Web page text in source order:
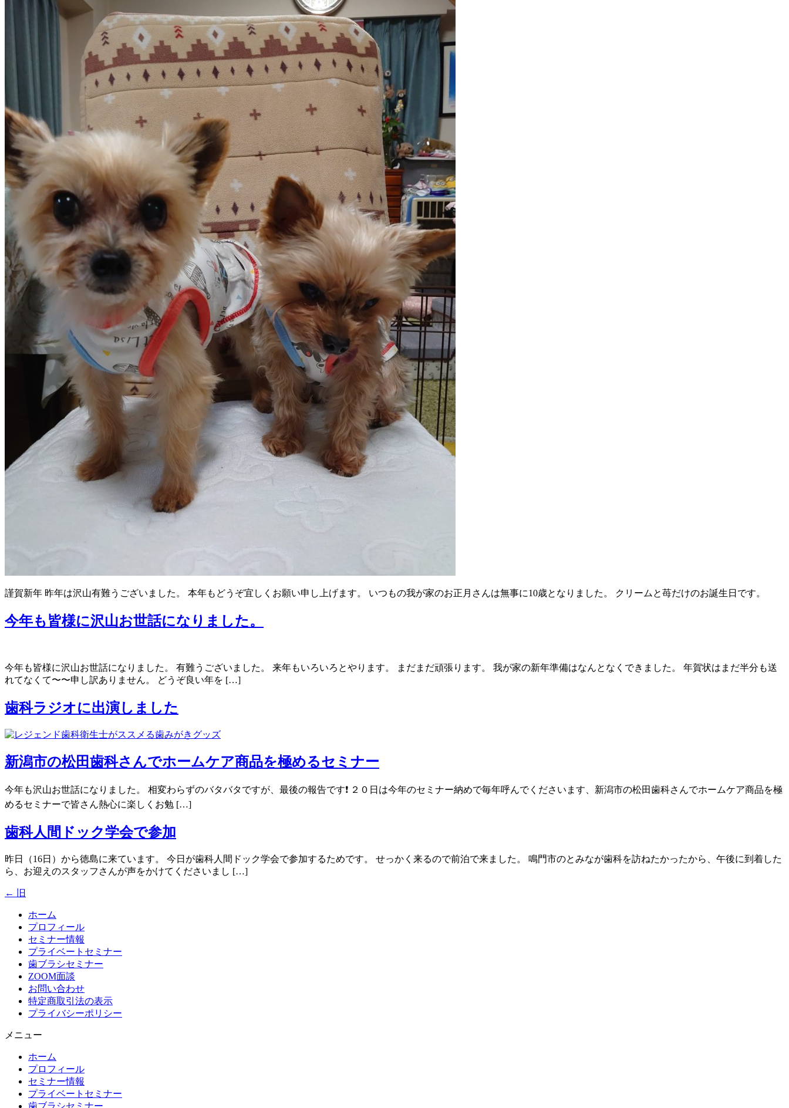
謹賀新年 昨年は沢山有難うございました。 本年もどうぞ宜しくお願い申し上げます。 いつもの我が家のお正月さんは無事に10歳となりました。 クリームと苺だけのお誕生日です。
今年も皆様に沢山お世話になりました。
今年も皆様に沢山お世話になりました。 有難うございました。 来年もいろいろとやります。 まだまだ頑張ります。 我が家の新年準備はなんとなくできました。 年賀状はまだ半分も送
れてなくて〜〜申し訳ありません。 どうぞ良い年を […]
歯科ラジオに出演しました
新潟市の松田歯科さんでホームケア商品を極めるセミナー
今年も沢山お世話になりました。 相変わらずのバタバタですが、最後の報告です❗ ２０日は今年のセミナー納めで毎年呼んでくださいます、新潟市の松田歯科さんでホームケア商品を極
めるセミナーで皆さん熱心に楽しくお勉 […]
歯科人間ドック学会で参加
昨日（16日）から徳島に来ています。 今日が歯科人間ドック学会で参加するためです。 せっかく来るので前泊で来ました。 鳴門市のとみなが歯科を訪ねたかったから、午後に到着した
ら、お迎えのスタッフさんが声をかけてくださいまし […]
← 旧
ホーム
プロフィール
セミナー情報
プライベートセミナー
歯ブラシセミナー
ZOOM面談
お問い合わせ
特定商取引法の表示
プライバシーポリシー
メニュー
ホーム
プロフィール
セミナー情報
プライベートセミナー